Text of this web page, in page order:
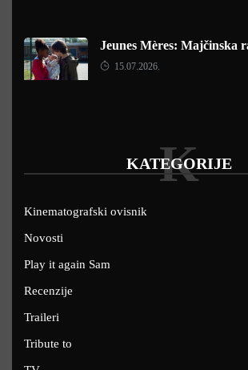
Jeunes Mères: Majčinska
15.07.2026.
KATEGORIJE
K
Kinematografski ovisnik
Novosti
Play it again Sam
Recenzije
Traileri
Tribute to